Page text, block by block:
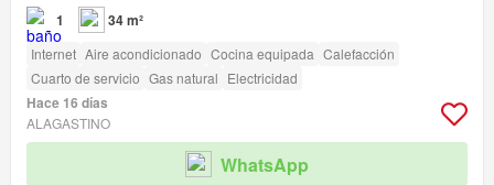
1 34 m²
Internet Aire acondicionado Cocina equipada Calefacción
Cuarto de servicio Gas natural Electricidad
Hace 16 días
ALAGASTINO
WhatsApp